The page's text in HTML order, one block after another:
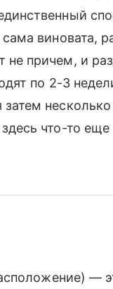
виновата,
причем, и
по 2-3
несколько
что-то еще
—